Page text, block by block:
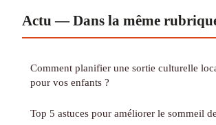
Actu — Dans la même
Comment planifier une sortie culturelle
pour vos enfants ?
Top 5 astuces pour améliorer le sommeil